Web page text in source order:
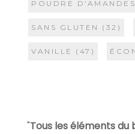
POUDRE D'AMANDES
SANS GLUTEN (32)
VANILLE (47)
"Tous les éléments du